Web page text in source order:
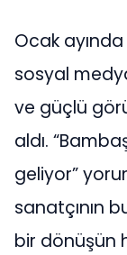
Ocak
sosyal
ve güçlü
aldı.
geliyor”
sanatçının
bir dönüşün